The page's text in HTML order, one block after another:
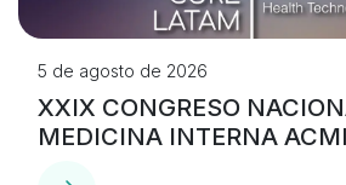
5 de agosto de 2026
XXIX CONGRESO
MEDICINA INTERNA ACMI